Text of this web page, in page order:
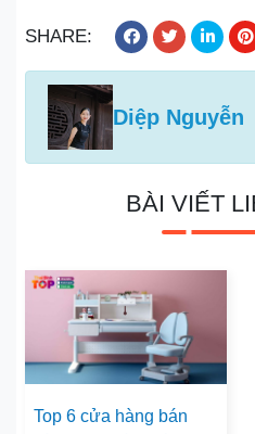
SHARE:
Diệp Nguyễn
BÀI VIẾT
Top 6 cửa hàng bán